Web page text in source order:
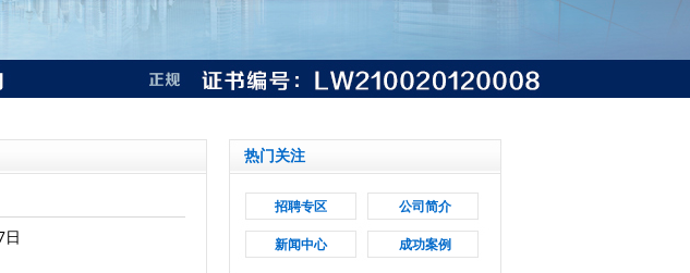
热门关注
招聘专区 公司简介
新闻中心 成功案例